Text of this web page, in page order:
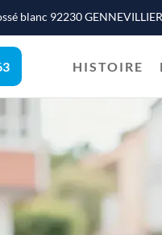
blanc 92230
HISTOIRE